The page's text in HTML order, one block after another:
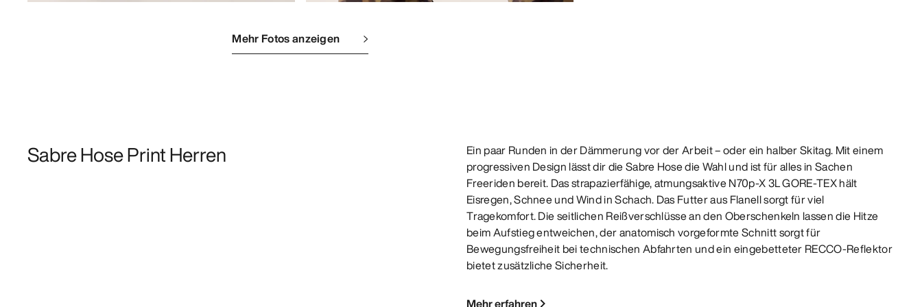
Mehr Fotos anzeigen
Sabre Hose Print Herren
Ein paar Runden in der Dämmerung vor der Arbeit – oder ein halber Skitag. Mit einem
progressiven Design lässt dir die Sabre Hose die Wahl und ist für alles in Sachen
Freeriden bereit. Das strapazierfähige, atmungsaktive N70p-X 3L GORE-TEX hält
Eisregen, Schnee und Wind in Schach. Das Futter aus Flanell sorgt für viel
Tragekomfort. Die seitlichen Reißverschlüsse an den Oberschenkeln lassen die Hitze
beim Aufstieg entweichen, der anatomisch vorgeformte Schnitt sorgt für
Bewegungsfreiheit bei technischen Abfahrten und ein eingebetteter RECCO-Reflektor
bietet zusätzliche Sicherheit.
Mehr erfahren